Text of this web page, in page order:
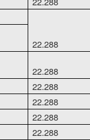
22.288
22.288
22.288
22.288
22.288
22.288